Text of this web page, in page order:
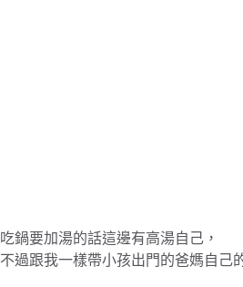
吃鍋要加湯的話這邊有高湯自己，
不過跟我一樣帶小孩出門的爸媽自己